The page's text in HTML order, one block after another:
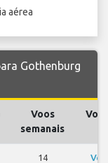
aérea
Gothenburg
Voos
semanais
14
Ver